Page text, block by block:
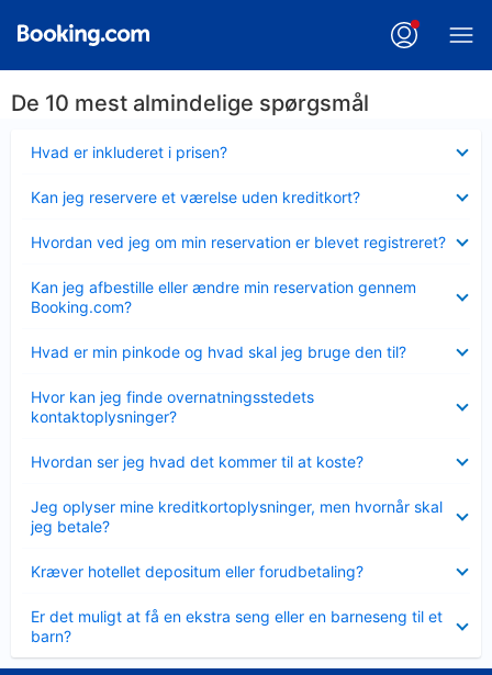
De 10 mest almindelige spørgsmål
Hvad er inkluderet i prisen?
Kan jeg reservere et værelse uden kreditkort?
Hvordan ved jeg om min reservation er blevet registreret?
Kan jeg afbestille eller ændre min reservation gennem
Booking.com?
Hvad er min pinkode og hvad skal jeg bruge den til?
Hvor kan jeg finde overnatningsstedets
kontaktoplysninger?
Hvordan ser jeg hvad det kommer til at koste?
Jeg oplyser mine kreditkortoplysninger, men hvornår skal
jeg betale?
Kræver hotellet depositum eller forudbetaling?
Er det muligt at få en ekstra seng eller en barneseng til et
barn?